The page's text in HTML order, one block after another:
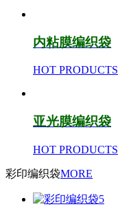
内粘膜编织袋
HOT PRODUCTS
亚光膜编织袋
HOT PRODUCTS
彩印编织袋MORE